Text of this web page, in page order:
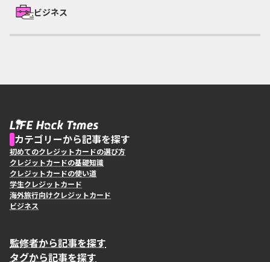
ビジネス
カテゴリーから記事を探す
初めてのクレジットカードの選び方
クレジットカードの基礎知識
クレジットカードの使い道
学生クレジットカード
海外旅行向けクレジットカード
ビジネス
監修者から記事を探す
タグから記事を探す